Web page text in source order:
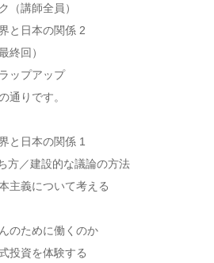
（講師全員）
と日本の関係 2
終回）
ップアップ
通りです。
と日本の関係 1
方／建設的な議論の方法
主義について考える
のために働くのか
投資を体験する